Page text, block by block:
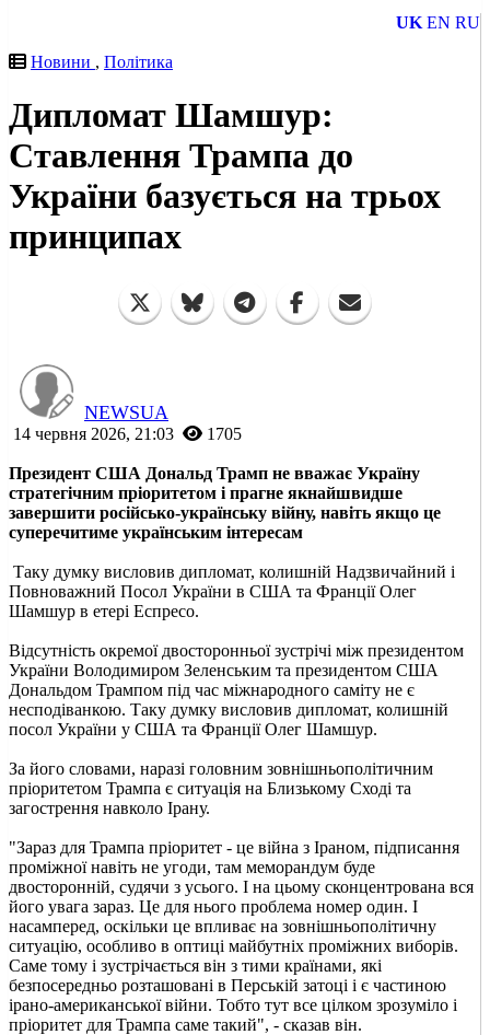
UK EN RU
Новини , Політика
Дипломат Шамшур:
Ставлення Трампа до
України базується на трьох
принципах
NEWSUA
14 червня 2026, 21:03 1705
Президент США Дональд Трамп не вважає Україну
стратегічним пріоритетом і прагне якнайшвидше
завершити російсько-українську війну, навіть якщо це
суперечитиме українським інтересам
Таку думку висловив дипломат, колишній Надзвичайний і
Повноважний Посол України в США та Франції Олег
Шамшур в етері Еспресо.
Відсутність окремої двосторонньої зустрічі між президентом
України Володимиром Зеленським та президентом США
Дональдом Трампом під час міжнародного саміту не є
несподіванкою. Таку думку висловив дипломат, колишній
посол України у США та Франції Олег Шамшур.
За його словами, наразі головним зовнішньополітичним
пріоритетом Трампа є ситуація на Близькому Сході та
загострення навколо Ірану.
"Зараз для Трампа пріоритет - це війна з Іраном, підписання
проміжної навіть не угоди, там меморандум буде
двосторонній, судячи з усього. І на цьому сконцентрована вся
його увага зараз. Це для нього проблема номер один. І
насамперед, оскільки це впливає на зовнішньополітичну
ситуацію, особливо в оптиці майбутніх проміжних виборів.
Саме тому і зустрічається він з тими країнами, які
безпосередньо розташовані в Перській затоці і є частиною
ірано-американської війни. Тобто тут все цілком зрозуміло і
пріоритет для Трампа саме такий", - сказав він.